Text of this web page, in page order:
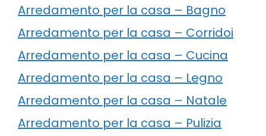
Arredamento per la casa – Bagno
Arredamento per la casa – Corridoi
Arredamento per la casa – Cucina
Arredamento per la casa – Legno
Arredamento per la casa – Natale
Arredamento per la casa – Pulizia